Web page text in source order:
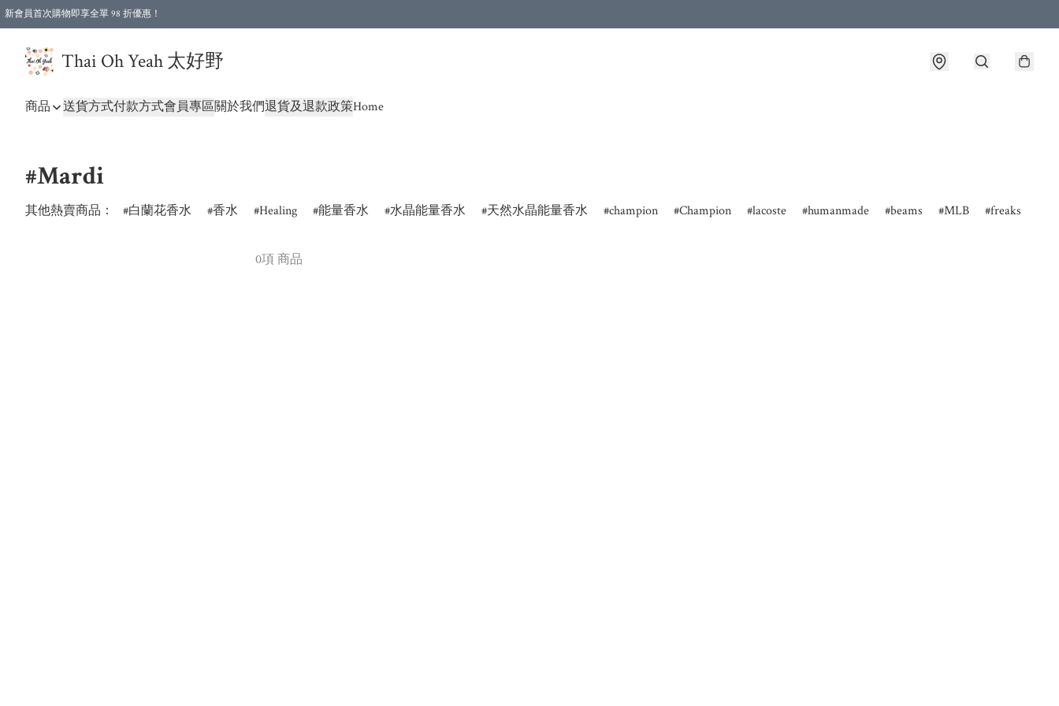
新會員首次購物即享全單 98 折優惠！
Thai Oh Yeah 太好野
商品 送貨方式付款方式會員專區關於我們退貨及退款政策Home
#Mardi
其他熱賣商品： 白蘭花香水 香水 Healing 能量香水 水晶能量香水 天然水晶能量香水 champion Champion lacoste humanmade beams MLB freaks
0項 商品